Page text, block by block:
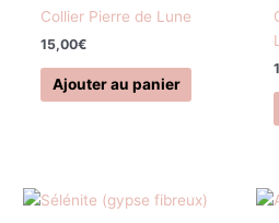
Collier Pierre de Lune
15,00€
Ajouter au panier